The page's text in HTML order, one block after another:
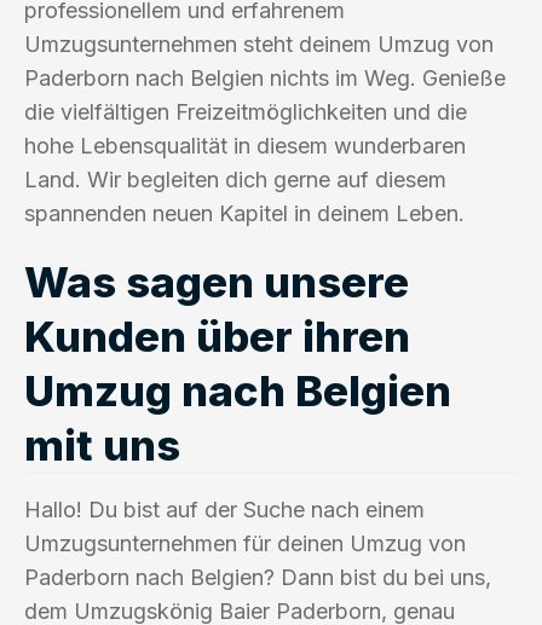
professionellem und erfahrenem
Umzugsunternehmen steht deinem Umzug von
Paderborn nach Belgien nichts im Weg. Genieße
die vielfältigen Freizeitmöglichkeiten und die
hohe Lebensqualität in diesem wunderbaren
Land. Wir begleiten dich gerne auf diesem
spannenden neuen Kapitel in deinem Leben.
Was sagen unsere
Kunden über ihren
Umzug nach Belgien
mit uns
Hallo! Du bist auf der Suche nach einem
Umzugsunternehmen für deinen Umzug von
Paderborn nach Belgien? Dann bist du bei uns,
dem Umzugskönig Baier Paderborn, genau